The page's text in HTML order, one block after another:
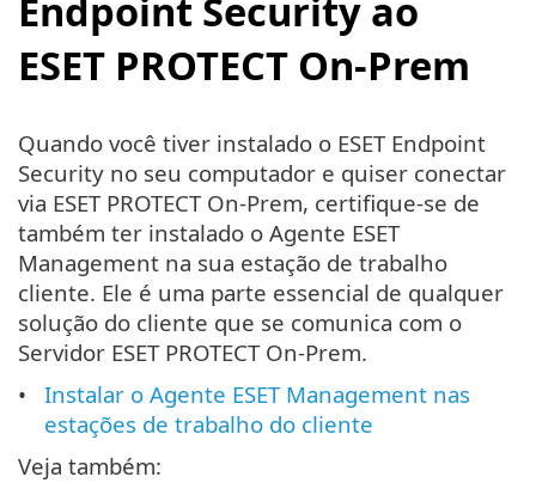
Endpoint Security ao
ESET PROTECT On-Prem
Quando você tiver instalado o ESET Endpoint
Security no seu computador e quiser conectar
via ESET PROTECT On-Prem, certifique-se de
também ter instalado o Agente ESET
Management na sua estação de trabalho
cliente. Ele é uma parte essencial de qualquer
solução do cliente que se comunica com o
Servidor ESET PROTECT On-Prem.
Instalar o Agente ESET Management nas
estações de trabalho do cliente
Veja também: